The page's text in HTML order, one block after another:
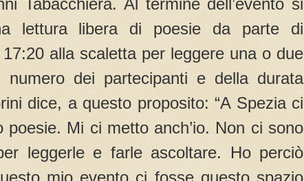
Tabacchiera. Al termine dell’evento si
lettura libera di poesie da parte di
17:20 alla scaletta per leggere una o due
dei partecipanti e della durata
dice, a questo proposito: “A Spezia ci
poesie. Mi ci metto anch’io. Non ci sono
leggerle e farle ascoltare. Ho perciò
mio evento ci fosse questo spazio